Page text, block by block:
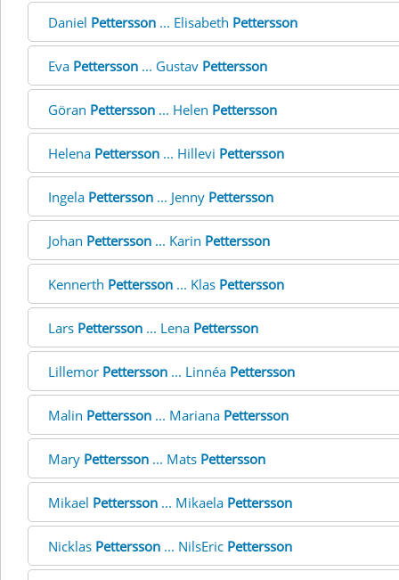
Daniel Pettersson ... Elisabeth Pettersson
Eva Pettersson ... Gustav Pettersson
Göran Pettersson ... Helen Pettersson
Helena Pettersson ... Hillevi Pettersson
Ingela Pettersson ... Jenny Pettersson
Johan Pettersson ... Karin Pettersson
Kennerth Pettersson ... Klas Pettersson
Lars Pettersson ... Lena Pettersson
Lillemor Pettersson ... Linnéa Pettersson
Malin Pettersson ... Mariana Pettersson
Mary Pettersson ... Mats Pettersson
Mikael Pettersson ... Mikaela Pettersson
Nicklas Pettersson ... NilsEric Pettersson